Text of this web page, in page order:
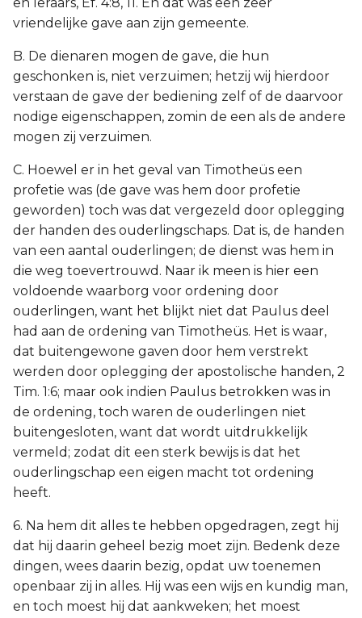
vriendelijke gave aan zijn gemeente.
B. De dienaren mogen de gave, die hun
geschonken is, niet verzuimen; hetzij wij hierdoor
verstaan de gave der bediening zelf of de daarvoor
nodige eigenschappen, zomin de een als de andere
mogen zij verzuimen.
C. Hoewel er in het geval van Timotheüs een
profetie was (de gave was hem door profetie
geworden) toch was dat vergezeld door oplegging
der handen des ouderlingschaps. Dat is, de handen
van een aantal ouderlingen; de dienst was hem in
die weg toevertrouwd. Naar ik meen is hier een
voldoende waarborg voor ordening door
ouderlingen, want het blijkt niet dat Paulus deel
had aan de ordening van Timotheüs. Het is waar,
dat buitengewone gaven door hem verstrekt
werden door oplegging der apostolische handen, 2
Tim. 1:6; maar ook indien Paulus betrokken was in
de ordening, toch waren de ouderlingen niet
buitengesloten, want dat wordt uitdrukkelijk
vermeld; zodat dit een sterk bewijs is dat het
ouderlingschap een eigen macht tot ordening
heeft.
6. Na hem dit alles te hebben opgedragen, zegt hij
dat hij daarin geheel bezig moet zijn. Bedenk deze
dingen, wees daarin bezig, opdat uw toenemen
openbaar zij in alles. Hij was een wijs en kundig man,
en toch moest hij dat aankweken; het moest